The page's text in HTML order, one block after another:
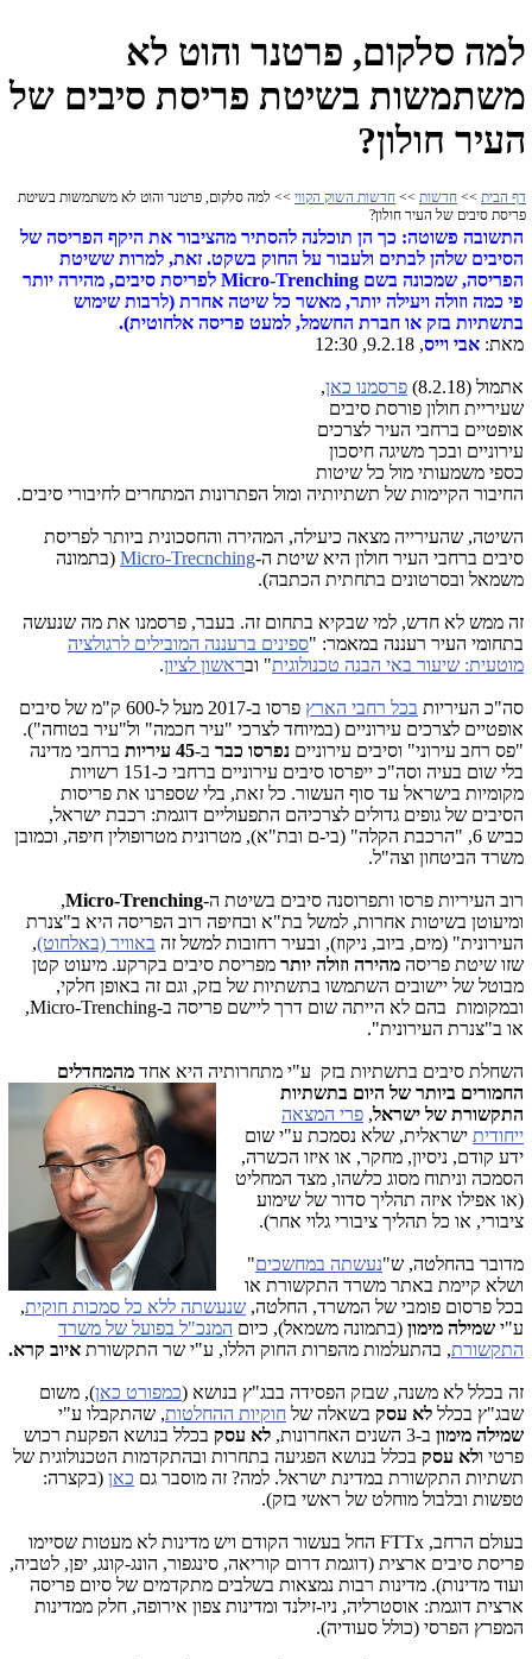
למה סלקום, פרטנר והוט לא
משתמשות בשיטת פריסת סיבים של
העיר חולון?
דף הבית >> חדשות >> חדשות השוק הקווי >> למה סלקום, פרטנר והוט לא משתמשות בשיטת
פריסת סיבים של העיר חולון?
התשובה פשוטה: כך הן תוכלנה להסתיר מהציבור את היקף הפריסה של
הסיבים שלהן לבתים ולעבור על החוק בשקט. זאת, למרות ששיטת
הפריסה, שמכונה בשם Micro-Trenching לפריסת סיבים, מהירה יותר
פי כמה וזולה ויעילה יותר, מאשר כל שיטה אחרת (לרבות שימוש
בתשתיות בזק או חברת החשמל, למעט פריסה אלחוטית).
מאת: אבי וייס, 9.2.18, 12:30
אתמול (8.2.18) פרסמנו כאן,
שעיריית חולון פורסת סיבים
אופטיים ברחבי העיר לצרכים
עירוניים ובכך משיגה חיסכון
כספי משמעותי מול כל שיטות
החיבור הקיימות של תשתיותיה ומול הפתרונות המתחרים לחיבורי סיבים.
השיטה, שהעירייה מצאה כיעילה, המהירה והחסכונית ביותר לפריסת
סיבים ברחבי העיר חולון היא שיטת ה-Micro-Trecnching (בתמונה
משמאל ובסרטונים בתחתית הכתבה).
זה ממש לא חדש, למי שבקיא בתחום זה. בעבר, פרסמנו את מה שנעשה
בתחומי העיר רעננה במאמר: "ספינים ברעננה המובילים לרגולציה
מוטעית: שיעור באי הבנה טכנולוגית" ובראשון לציון.
סה"כ העיריות בכל רחבי הארץ
פרסו ב-2017 מעל ל-600 ק"מ של סיבים
אופטיים לצרכים עירוניים (במיוחד לצרכי "עיר חכמה" ול"עיר בטוחה").
"פס רחב עירוני" וסיבים עירוניים נפרסו כבר ב-45 עיריות
ברחבי מדינה
בלי שום בעיה וסה"כ ייפרסו סיבים עירוניים ברחבי כ-151 רשויות
מקומיות בישראל עד סוף העשור. כל זאת, בלי שספרנו את פריסות
הסיבים של גופים גדולים לצרכיהם התפעוליים דוגמת: רכבת ישראל,
כביש 6, "הרכבת הקלה" (בי-ם ובת"א), מטרונית מטרופולין חיפה, וכמובן
משרד הביטחון וצה"ל.
רוב העיריות פרסו ותפרוסנה סיבים בשיטת ה-Micro-Trenching
,
ומיעוטן בשיטות אחרות, למשל בת"א ובחיפה רוב הפריסה היא ב"צנרת
העירונית" (מים, ביוב, ניקוז), ובעיר רחובות למשל זה באוויר (באלחוט),
שזו שיטת פריסה מהירה וזולה יותר מפריסת סיבים בקרקע. מיעוט קטן
מבוטל של יישובים השתמשו בתשתיות של בזק, וגם זה באופן חלקי,
ובמקומות בהם לא הייתה שום דרך ליישם פריסה ב-Micro-Trenching,
או ב"צנרת העירונית".
השחלת סיבים בתשתיות בזק ע"י מתחרותיה היא אחד מהמחדלים
החמורים ביותר של היום בתשתיות
התקשורת של ישראל, פרי המצאה
ייחודית ישראלית, שלא נסמכת ע"י שום
ידע קודם, ניסיון, מחקר, או איזו הכשרה,
הסמכה וניתוח מסוג כלשהו, מצד המחליט
(או אפילו איזה תהליך סדור של שימוע
ציבורי, או כל תהליך ציבורי גלוי אחר).
מדובר בהחלטה, ש"נעשתה במחשכים"
ושלא קיימת באתר משרד התקשורת או
בכל פרסום פומבי של המשרד, החלטה, שנעשתה ללא כל סמכות חוקית,
ע"י שמילה מימון (בתמונה משמאל), כיום המנכ"ל בפועל של משרד
התקשורת, בהתעלמות מהפרות החוק הללו, ע"י שר התקשורת איוב קרא.
זה בכלל לא משנה, שבזק הפסידה בבג"ץ בנושא (כמפורט כאן), משום
שבג"ץ בכלל לא עסק בשאלה של חוקיות ההחלטות, שהתקבלו ע"י
שמילה מימון ב-3 השנים האחרונות, לא עסק בכלל בנושא הפקעת רכוש
פרטי ולא עסק בכלל בנושא הפגיעה בתחרות ובהתקדמות הטכנולוגית של
תשתיות התקשורת במדינת ישראל. למה? זה מוסבר גם כאן (בקצרה:
טפשות ובלבול מוחלט של ראשי בזק).
בעולם הרחב, FTTx החל בעשור הקודם ויש מדינות לא מעטות שסיימו
פריסת סיבים ארצית (דוגמת דרום קוריאה, סינגפור, הונג-קונג, יפן, לטביה,
ועוד מדינות). מדינות רבות נמצאות בשלבים מתקדמים של סיום פריסה
ארצית דוגמת: אוסטרליה, ניו-זילנד ומדינות צפון אירופה, חלק ממדינות
המפרץ הפרסי (כולל סעודיה).